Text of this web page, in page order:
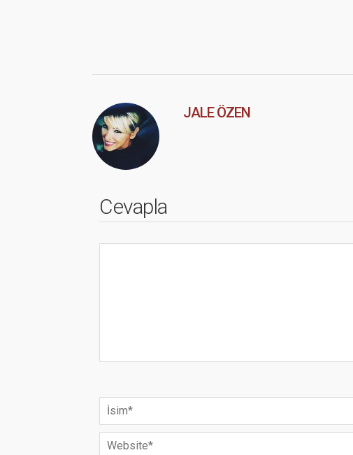
JALE ÖZEN
Cevapla